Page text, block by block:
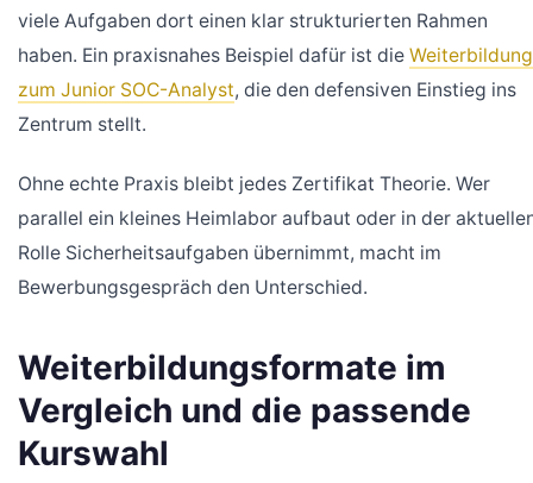
viele Aufgaben dort einen klar strukturierten Rahmen
haben. Ein praxisnahes Beispiel dafür ist die Weiterbildung
zum Junior SOC-Analyst, die den defensiven Einstieg ins
Zentrum stellt.
Ohne echte Praxis bleibt jedes Zertifikat Theorie. Wer
parallel ein kleines Heimlabor aufbaut oder in der
Rolle Sicherheitsaufgaben übernimmt, macht im
Bewerbungsgespräch den Unterschied.
Weiterbildungsformate im
Vergleich und die passende
Kurswahl